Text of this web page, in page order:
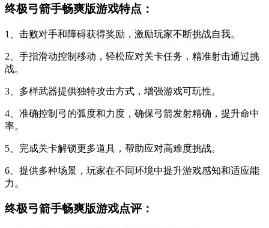
终极弓箭手畅爽版游戏特点：
1、击败对手和障碍获得奖励，激励玩家不断挑战自我。
2、手指滑动控制移动，轻松应对关卡任务，精准射击通过挑
战。
3、多样武器提供独特攻击方式，增强游戏可玩性。
4、准确控制弓的弧度和力度，确保弓箭发射精确，提升命中
率。
5、完成关卡解锁更多道具，帮助应对高难度挑战。
6、提供多种场景，玩家在不同环境中提升游戏感知和适应能
力。
终极弓箭手畅爽版游戏点评：